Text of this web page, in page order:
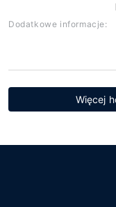
Dodatkowe informacje:
Więcej